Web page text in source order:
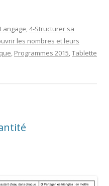
,4-Structurer sa
les nombres et leurs
, Programmes 2015,Tablette